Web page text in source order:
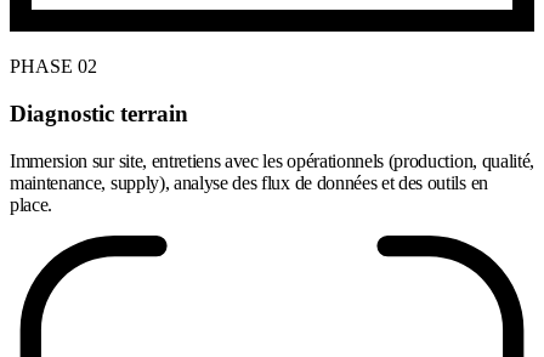
PHASE 02
Diagnostic terrain
Immersion sur site, entretiens avec les opérationnels (production, qualité,
maintenance, supply), analyse des flux de données et des outils en
place.